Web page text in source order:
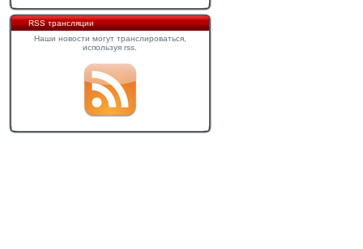
RSS трансляции
Наши новости могут транслироваться,
используя rss.